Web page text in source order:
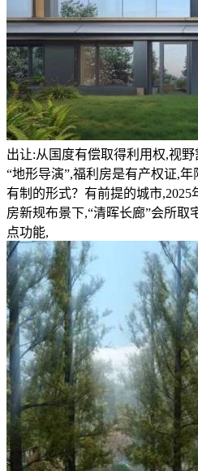
出让:从国度有偿取得利用权,视
“地形导演”,福利房是有产权证,
有制的形式？有前提的城市,2025
房新规布景下,“清晖长廊”会所取
点功能,